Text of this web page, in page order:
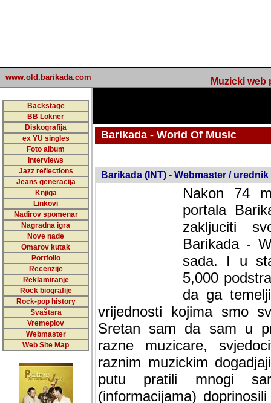
www.old.barikada.com Muzicki web
Backstage
BB Lokner
Diskografija
ex YU singles
Foto album
Interviews
Jazz reflections
Jeans generacija
Knjiga
Linkovi
Nadirov spomenar
Nagradna igra
Nove nade
Omarov kutak
Portfolio
Recenzije
Reklamiranje
Rock biografije
Rock-pop history
Svaštara
Vremeplov
Webmaster
Web Site Map
Barikada - World Of Music
Barikada (INT) - Webmaster / urednik
Nakon 74
portala
zakljuciti
Barikada -
sada. I u
5,000
da ga
vrijednosti kojima smo
Sretan sam da sam u
muzicare, svjedociti
muzickim dogadjajima...
mnogi saradnici koji
doprinosili vrijednosti i